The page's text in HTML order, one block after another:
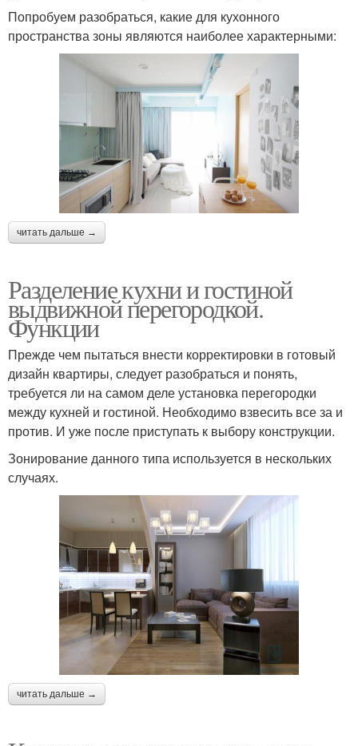
Попробуем разобраться, какие для кухонного
пространства зоны являются наиболее характерными:
читать дальше →
Разделение кухни и гостиной
выдвижной перегородкой.
Функции
Прежде чем пытаться внести корректировки в готовый
дизайн квартиры, следует разобраться и понять,
требуется ли на самом деле установка перегородки
между кухней и гостиной. Необходимо взвесить все за и
против. И уже после приступать к выбору конструкции.
Зонирование данного типа используется в нескольких
случаях.
читать дальше →